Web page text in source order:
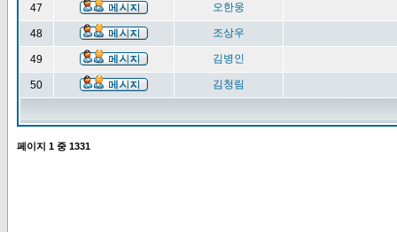
47 오한웅
48 조상우
49 김병인
50 김청림
페이지 1 중 1331